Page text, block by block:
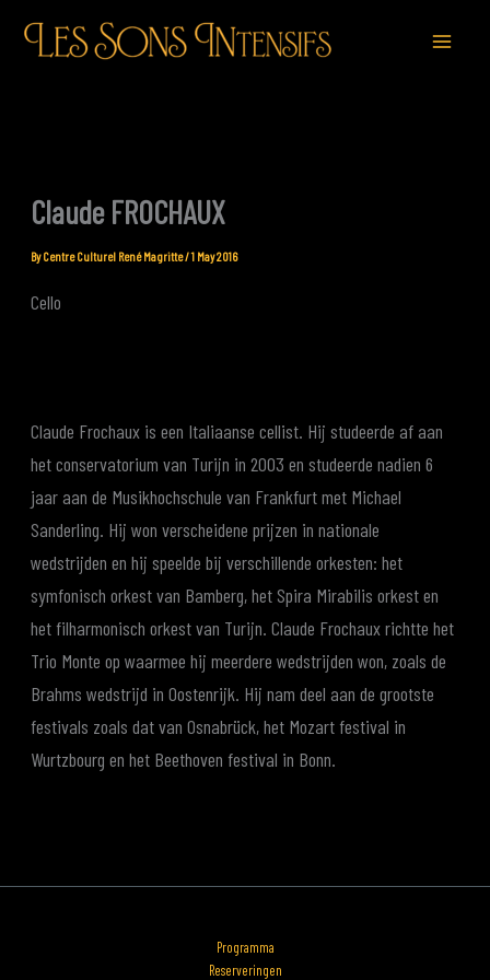
Claude FROCHAUX
ByCentre Culturel René Magritte/1 May 2016
Cello
Claude Frochaux is een Italiaanse cellist. Hij studeerde af aan
het conservatorium van Turijn in 2003 en studeerde nadien 6
jaar aan de Musikhochschule van Frankfurt met Michael
Sanderling. Hij won verscheidene prijzen in nationale
wedstrijden en hij speelde bij verschillende orkesten: het
symfonisch orkest van Bamberg, het Spira Mirabilis orkest en
het filharmonisch orkest van Turijn. Claude Frochaux richtte het
Trio Monte op waarmee hij meerdere wedstrijden won, zoals de
Brahms wedstrijd in Oostenrijk. Hij nam deel aan de grootste
festivals zoals dat van Osnabrück, het Mozart festival in
Wurtzbourg en het Beethoven festival in Bonn.
Programma
Reserveringen